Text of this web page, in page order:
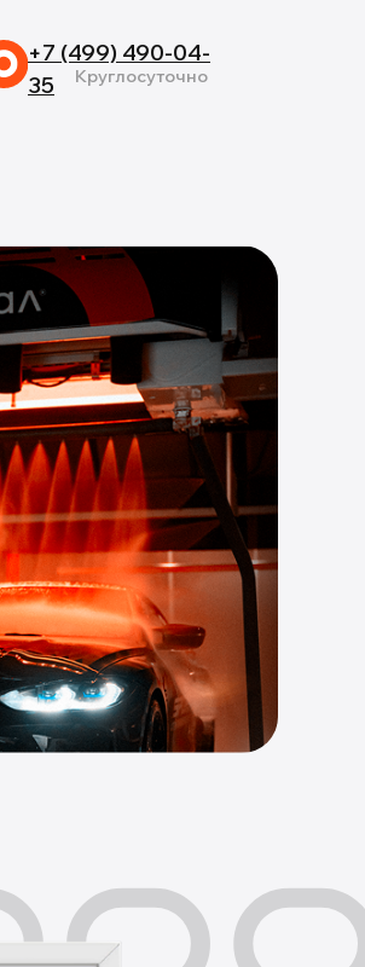
Круглосуточно
+7 (499) 490-04-
35